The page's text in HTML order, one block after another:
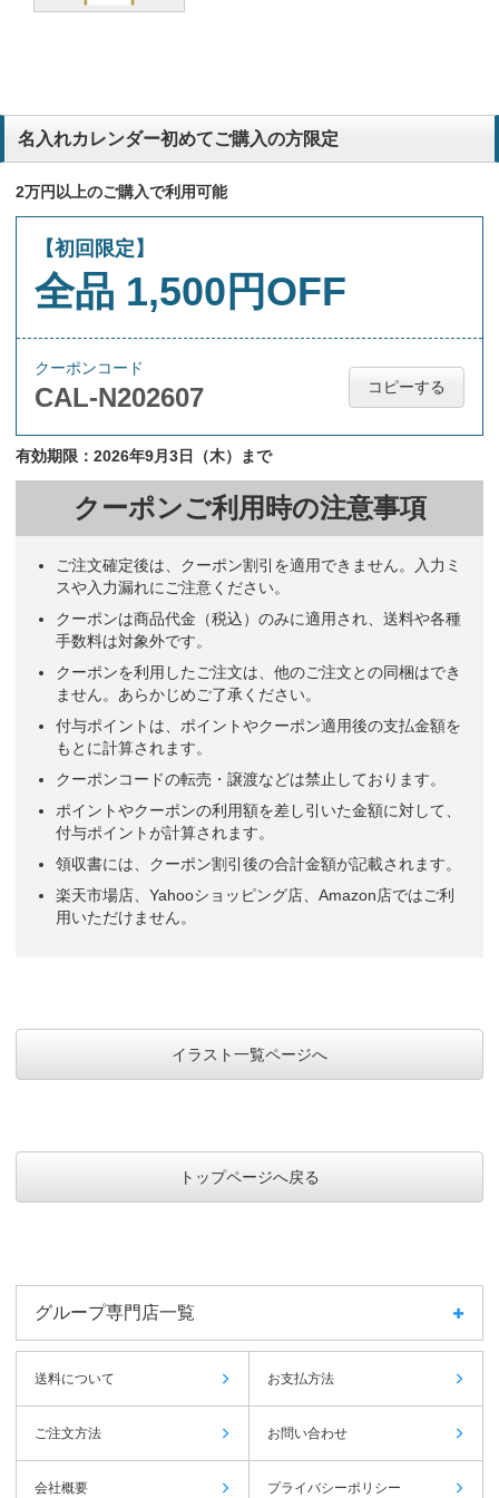
名入れカレンダー初めてご購入の方限定
2万円以上のご購入で利用可能
【初回限定】
全品 1,500円OFF
クーポンコード
CAL-N202607 コピーする
有効期限：2026年9月3日（木）まで
クーポンご利用時の注意事項
ご注文確定後は、クーポン割引を適用できません。入力ミ
スや入力漏れにご注意ください。
クーポンは商品代金（税込）のみに適用され、送料や各種
手数料は対象外です。
クーポンを利用したご注文は、他のご注文との同梱はでき
ません。あらかじめご了承ください。
付与ポイントは、ポイントやクーポン適用後の支払金額を
もとに計算されます。
クーポンコードの転売・譲渡などは禁止しております。
ポイントやクーポンの利用額を差し引いた金額に対して、
付与ポイントが計算されます。
領収書には、クーポン割引後の合計金額が記載されます。
楽天市場店、Yahooショッピング店、Amazon店ではご利
用いただけません。
イラスト一覧ページへ
トップページへ戻る
グループ専門店一覧
送料について お支払方法
ご注文方法 お問い合わせ
会社概要 プライバシーポリシー